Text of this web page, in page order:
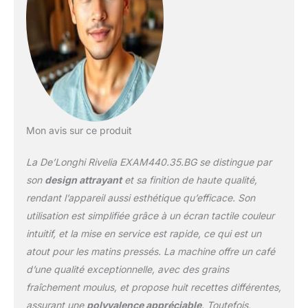
parmi 8 boissons
préprogrammées sur
l'écran couleur tactile
intégral intuitif de 3,5"
EXPLOREZ CHAQUE
SAVEUR: changez
aisément entre plusieurs
entre café classique et
décaféiné tout au long
de la journée
DÉCOUVREZ LE VRAI
GOÛT DU CAFÉ: la
technologie Bean Adapt
ajuste intelligemment les
paramètres pour libérer le
meilleur arôme de
chaque grain de café
Mon avis sur ce produit
La De’Longhi Rivelia EXAM440.35.BG se distingue par
son design attrayantet sa finition de haute qualité,
rendant l’appareil aussi esthétique qu’efficace. Son
utilisation est simplifiée grâce à un écran tactile couleur
intuitif, et la mise en service est rapide, ce qui est un
atout pour les matins pressés. La machine offre un café
d’une qualité exceptionnelle, avec des grains
fraîchement moulus, et propose huit recettes différentes,
assurant une polyvalence appréciable. Toutefois,